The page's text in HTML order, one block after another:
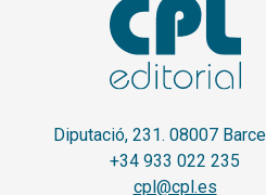
Diputació, 231. 08007
+34 933 022 235
cpl@cpl.es